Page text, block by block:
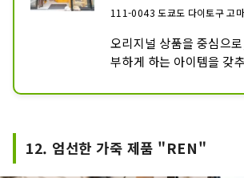
111-0043 도쿄도 다이토구 고
오리지널 상품을 중심으
부하게 하는 아이템을 갖
12. 엄선한 가죽 제품 "REN"